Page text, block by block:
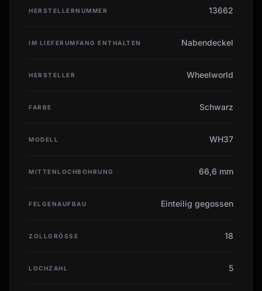
HERSTELLERNUMMER 13662
IM LIEFERUMFANG ENTHALTEN Nabendeckel
HERSTELLER Wheelworld
FARBE Schwarz
MODELL WH37
MITTENLOCHBOHRUNG 66,6 mm
FELGENAUFBAU Einteilig gegossen
ZOLLGRÖSSE 18
LOCHZAHL 5